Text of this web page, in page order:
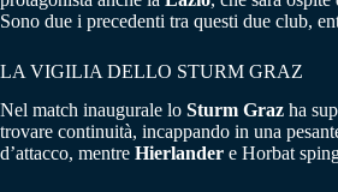
Sono due i precedenti tra questi due club,
LA VIGILIA DELLO STURM GRAZ
Nel match inaugurale lo Sturm Graz ha
trovare continuità, incappando in una
d’attacco, mentre Hierlander e Horbat